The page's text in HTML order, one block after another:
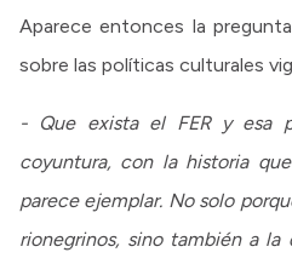
Aparece entonces la
sobre las políticas culturales
- Que exista el FER y esa
coyuntura, con la historia
parece ejemplar. No solo
rionegrinos, sino también a la